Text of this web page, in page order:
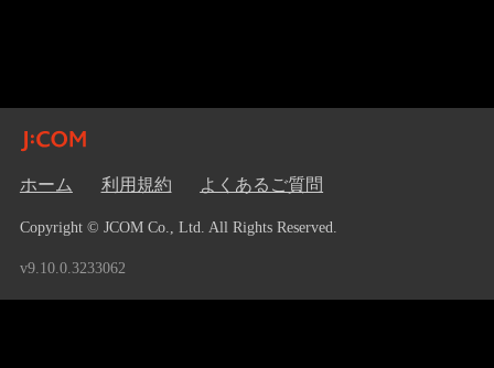
ホーム 利用規約 よくあるご質問
Copyright © JCOM Co., Ltd. All Rights Reserved.
v9.10.0.3233062